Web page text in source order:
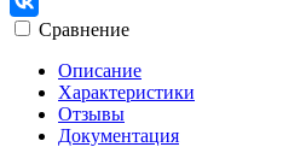
Сравнение
Описание
Характеристики
Отзывы
Документация